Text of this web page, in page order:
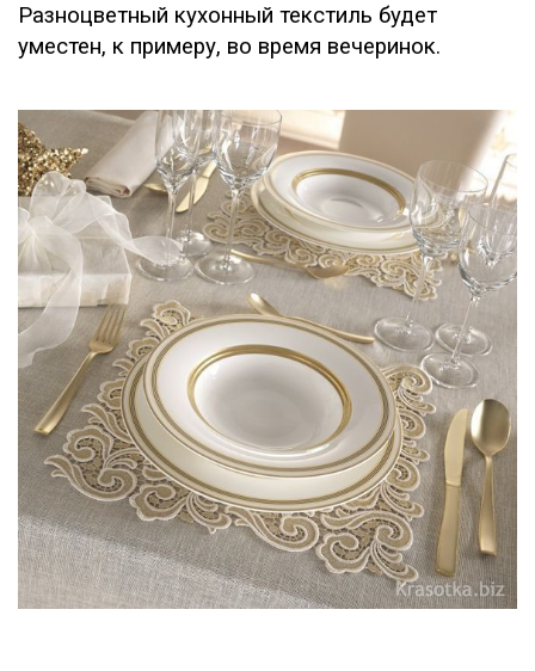
Разноцветный кухонный текстиль будет
уместен, к примеру, во время вечеринок.